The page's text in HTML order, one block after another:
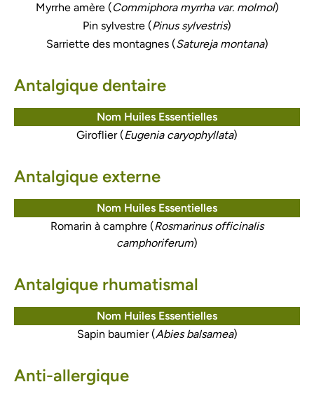
Myrrhe amère (Commiphora myrrha var. molmol)
Pin sylvestre (Pinus sylvestris)
Sarriette des montagnes (Satureja montana)
Antalgique dentaire
Nom Huiles Essentielles
Giroflier (Eugenia caryophyllata)
Antalgique externe
Nom Huiles Essentielles
Romarin à camphre (Rosmarinus officinalis
camphoriferum)
Antalgique rhumatismal
Nom Huiles Essentielles
Sapin baumier (Abies balsamea)
Anti-allergique